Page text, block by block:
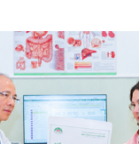
ngon
Đời
Nhà
Blog